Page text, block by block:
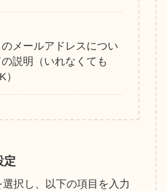
のメールアドレスについ
の説明（いれなくても
）
定
選択し、以下の項目を入力